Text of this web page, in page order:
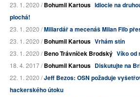
23. 1. 2020 /Bohumil Kartous Idiocie na
plochá!
23. 1. 2020 /Miliardář a mecenáš Milan Fiľo
23. 1. 2020 /Bohumil Kartous Vrhám stín
23. 1. 2020 /Beno Trávníček Brodský Víko od
18. 4. 2017 /Bohumil Kartous Diskutujte na
22. 1. 2020 /Jeff Bezos: OSN požaduje
hackerského útoku